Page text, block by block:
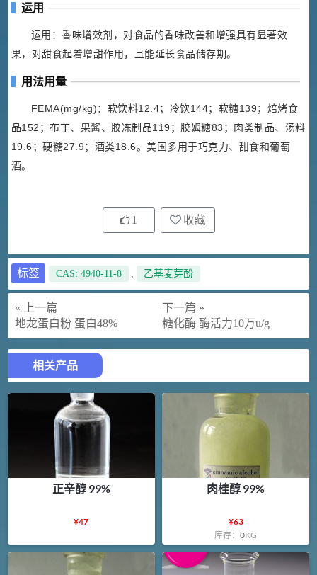
运用
运用：香味增效剂，对食品的香味改善和增强具有显著效
果，对甜食起着增甜作用，且能延长食品储存期。
用法用量
FEMA(mg/kg)：软饮料12.4；冷饮144；软糖139；焙烤食
品152；布丁、果酱、胶冻制品119；胶姆糖83；肉类制品、汤料
19.6；硬糖27.9；酒类18.6。美国多用于巧克力、甜食和葡萄
酒。
1 收藏
标签 CAS: 4940-11-8 , 乙基麦芽酚
« 上一篇
地龙蛋白粉 蛋白48%
下一篇 »
糖化酶 酶活力10万u/g
相关产品
正辛醇 99%
¥47
肉桂醇 99%
¥63
库存：0KG